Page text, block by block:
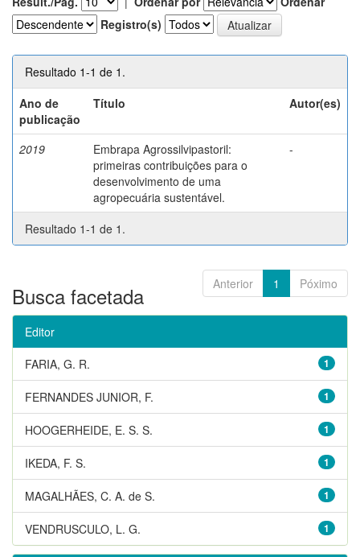
Registro(s)
Resultado 1-1 de 1.
Ano de
publicação
Título Autor(es)
2019
Embrapa Agrossilvipastoril:
primeiras contribuições para o
desenvolvimento de uma
agropecuária sustentável.
-
Resultado 1-1 de 1.
Anterior 1 Póximo
Busca facetada
Editor
1
FARIA, G. R.
1
FERNANDES JUNIOR, F.
1
HOOGERHEIDE, E. S. S.
1
IKEDA, F. S.
1
MAGALHÃES, C. A. de S.
1
VENDRUSCULO, L. G.